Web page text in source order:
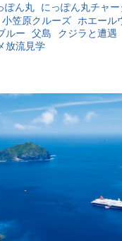
ぽん丸
にっぽん丸チャ
小笠原クルーズ
ホエール
ルー
父島
クジラと遭遇
放流見学